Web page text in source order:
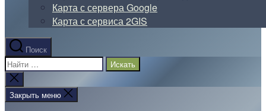
Карта с сервера Google
Карта с сервиса 2GIS
Поиск
Поиск:
Закрыть
поиск
Закрыть меню